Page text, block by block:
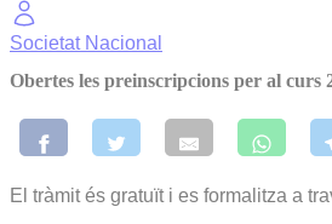
Societat Nacional
Obertes les preinscripcions per al curs
El tràmit és gratuït i es formalitza a